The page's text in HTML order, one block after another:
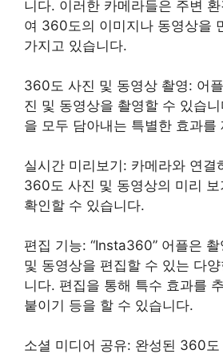
니다. 이러한 카메라들은 주변
여 360도의 이미지나 동영상을
가지고 있습니다.
360도 사진 및 동영상 촬영: 어
진 및 동영상을 촬영할 수 있습
을 모두 담아내는 특별한 효과를
실시간 미리보기: 카메라와 연결
360도 사진 및 동영상의 미리 보
확인할 수 있습니다.
편집 기능: “Insta360” 어플은
및 동영상을 편집할 수 있는 다
니다. 편집을 통해 특수 효과를
붙이기 등을 할 수 있습니다.
소셜 미디어 공유: 완성된 360